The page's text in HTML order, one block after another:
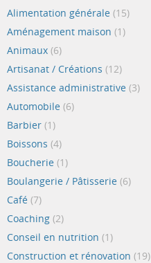
Alimentation générale (15)
Aménagement maison (1)
Animaux (6)
Artisanat / Créations (12)
Assistance administrative (3)
Automobile (6)
Barbier (1)
Boissons (4)
Boucherie (1)
Boulangerie / Pâtisserie (6)
Café (7)
Coaching (2)
Conseil en nutrition (1)
Construction et rénovation (19)